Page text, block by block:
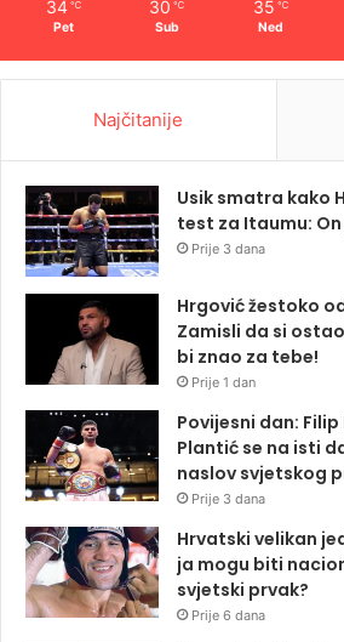
34 ℃
Pet
30 ℃
Sub
35 ℃
Ned
Najčitanije
Usik smatra kako
test za Itaumu:
Prije 3 dana
Hrgović žestoko
Zamisli da si
bi znao za tebe!
Prije 1 dan
Povijesni dan: Filip
Plantić se na isti
naslov svjetskog
Prije 3 dana
Hrvatski velikan
ja mogu biti
svjetski prvak?
Prije 6 dana